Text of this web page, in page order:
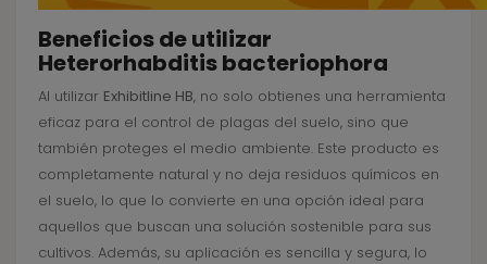
Beneficios de utilizar
Heterorhabditis bacteriophora
Al utilizar Exhibitline HB, no solo obtienes una herramienta
eficaz para el control de plagas del suelo, sino que
también proteges el medio ambiente. Este producto es
completamente natural y no deja residuos químicos en
el suelo, lo que lo convierte en una opción ideal para
aquellos que buscan una solución sostenible para sus
cultivos. Además, su aplicación es sencilla y segura, lo